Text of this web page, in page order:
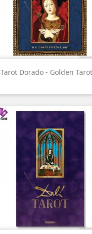
Tarot Dorado - Golden
 Vista rápida